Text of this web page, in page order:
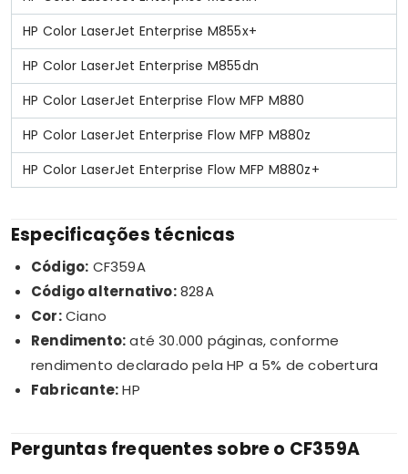
HP Color LaserJet Enterprise M855x+
HP Color LaserJet Enterprise M855dn
HP Color LaserJet Enterprise Flow MFP M880
HP Color LaserJet Enterprise Flow MFP M880z
HP Color LaserJet Enterprise Flow MFP M880z+
Especificações técnicas
Código: CF359A
Código alternativo:828A
Cor:Ciano
Rendimento:até 30.000 páginas, conforme
rendimento declarado pela HP a 5% de cobertura
Fabricante:HP
Perguntas frequentes sobre o CF359A